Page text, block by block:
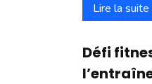
Lire la suite
Défi